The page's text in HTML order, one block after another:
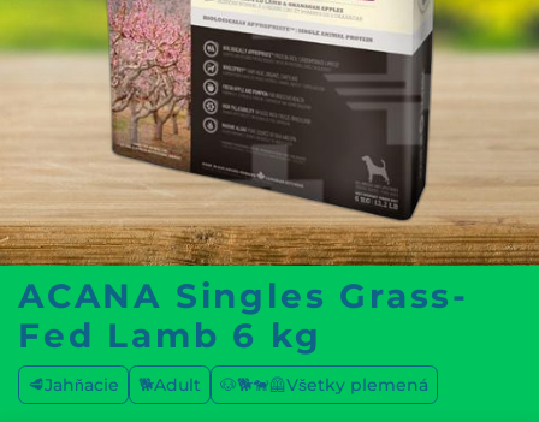
ACANA Singles Grass-
Fed Lamb 6 kg
🥩Jahňacie 🐕Adult 🐶🐕🐕‍🦺Všetky plemená